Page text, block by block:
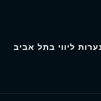
נערות ליווי בתל אביב